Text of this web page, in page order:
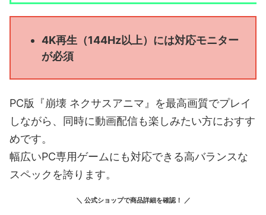
4K再生（144Hz以上）には対応モニター
が必須
PC版『崩壊 ネクサスアニマ』を最高画質でプレイ
しながら、同時に動画配信も楽しみたい方におすす
めです。
幅広いPC専用ゲームにも対応できる高バランスな
スペックを誇ります。
＼ 公式ショップで商品詳細を確認！ ／